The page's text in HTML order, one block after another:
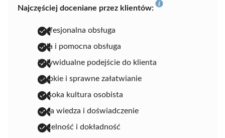
Najczęściej doceniane przez klientów:
profesjonalna obsługa
miła i pomocna obsługa
indywidualne podejście do klienta
szybkie i sprawne załatwianie
wysoka kultura osobista
duża wiedza i doświadczenie
rzetelność i dokładność